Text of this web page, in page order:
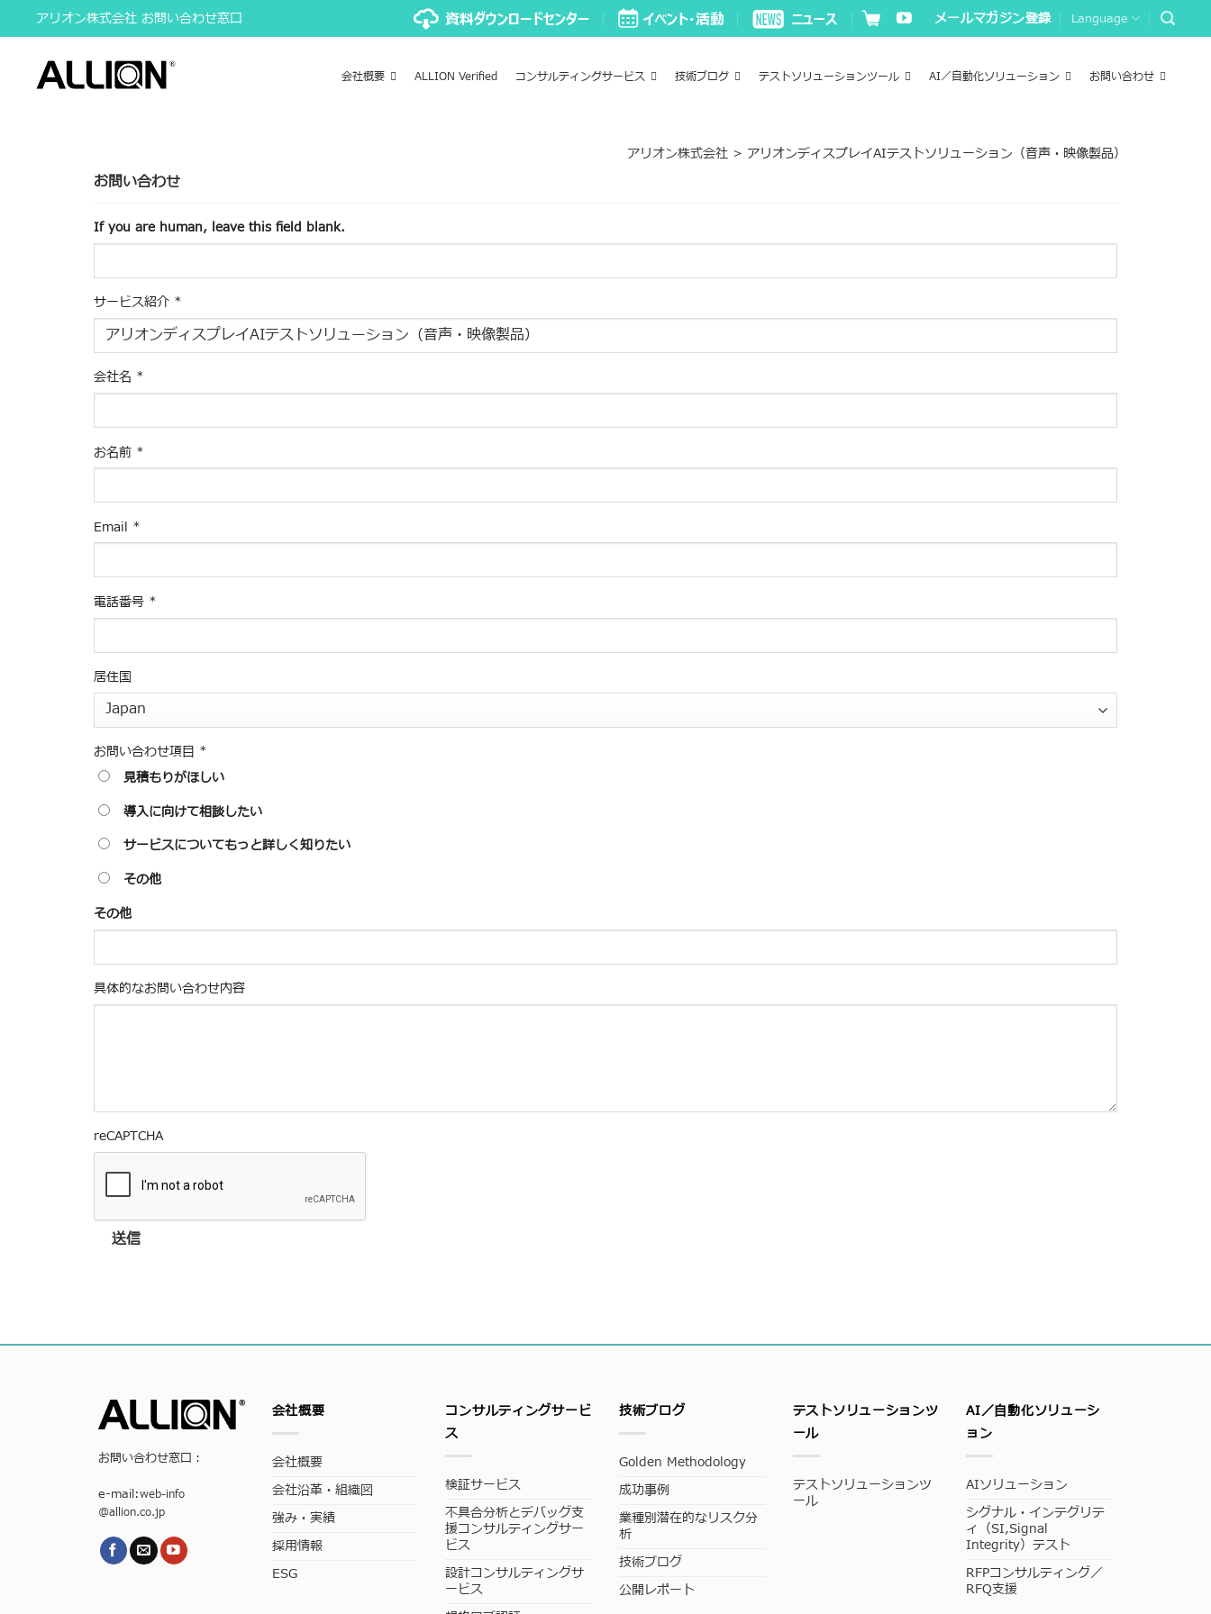
to
content
アリオン株式会社 お問い合わせ窓口 メールマガジン登録 Language
会社概要 ALLION Verified コンサルティングサービス 技術ブログ テストソリューションツール AI／自動化ソリューション お問い合わせ
アリオン株式会社> アリオンディスプレイAIテストソリューション（音声・映像製品）
お問い合わせ
If you are human, leave this field blank.
サービス紹介 *
会社名 *
お名前 *
Email *
電話番号 *
居住国
お問い合わせ項目 *
見積もりがほしい
導入に向けて相談したい
サービスについてもっと詳しく知りたい
その他
その他
具体的なお問い合わせ内容
reCAPTCHA
送信
お問い合わせ窓口：
e-mail:web-info
@allion.co.jp
会社概要
会社概要
会社沿革・組織図
強み・実績
採用情報
ESG
コンサルティングサービ
ス
検証サービス
不具合分析とデバッグ支
援コンサルティングサー
ビス
設計コンサルティングサ
ービス
技術ブログ
Golden Methodology
成功事例
業種別潜在的なリスク分
析
技術ブログ
公開レポート
テストソリューションツ
ール
テストソリューションツ
ール
AI／自動化ソリューシ
ョン
AIソリューション
シグナル・インテグリテ
ィ（SI,Signal
Integrity）テスト
RFPコンサルティング／
RFQ支援